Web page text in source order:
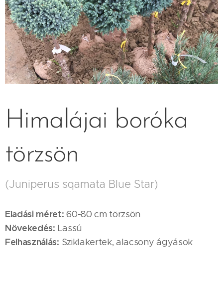
Himalájai boróka
törzsön
(Juniperus sqamata Blue Star)
Eladási méret:60-80 cm törzsön
Növekedés: Lassú
Felhasználás: Sziklakertek, alacsony ágyások